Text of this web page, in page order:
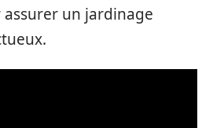
un jardinage